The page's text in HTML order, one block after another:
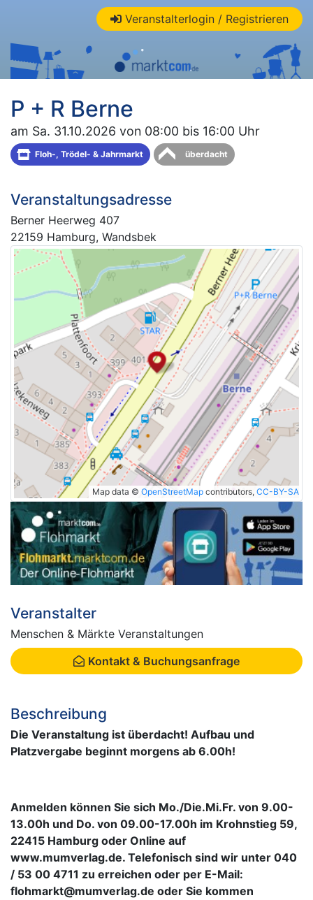
Veranstalterlogin / Registrieren
P + R Berne
am Sa. 31.10.2026 von 08:00 bis 16:00 Uhr
Floh-, Trödel- & Jahrmarkt überdacht
Veranstaltungsadresse
Berner Heerweg 407
22159 Hamburg, Wandsbek
Map data © OpenStreetMap contributors, CC-BY-SA
Veranstalter
Menschen & Märkte Veranstaltungen
Kontakt & Buchungsanfrage
Beschreibung
Die Veranstaltung ist überdacht! Aufbau und
Platzvergabe beginnt morgens ab 6.00h!
Anmelden können Sie sich Mo./Die.Mi.Fr. von 9.00-
13.00h und Do. von 09.00-17.00h im Krohnstieg 59,
22415 Hamburg oder Online auf
www.mumverlag.de. Telefonisch sind wir unter 040
/ 53 00 4711 zu erreichen oder per E-Mail:
flohmarkt@mumverlag.de oder Sie kommen